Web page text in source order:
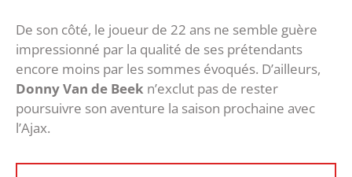
De son côté, le joueur de 22 ans ne semble guère
impressionné par la qualité de ses prétendants
encore moins par les sommes évoqués. D’ailleurs,
Donny Van de Beek n’exclut pas de rester
poursuivre son aventure la saison prochaine avec
l’Ajax.